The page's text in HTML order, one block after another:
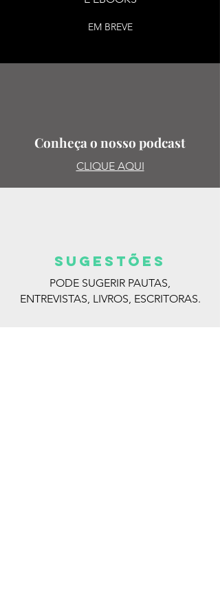
EM BREVE
Conheça o nosso podcast
CLIQUE AQUI
SUGESTões
PODE SUGERIR PAUTAS,
ENTREVISTAS, LIVROS, ESCRITORAS.